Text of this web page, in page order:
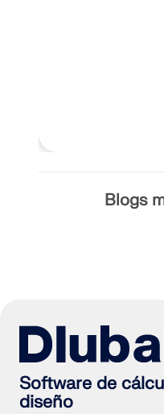
Blogs
Software de
diseño